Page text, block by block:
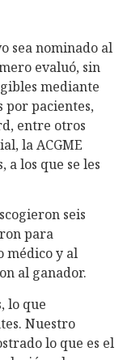
sea nominado al
evaluó, sin
mediante
por pacientes,
entre otros
la ACGME
los que se les
seis
para
médico y al
al ganador.
lo que
Nuestro
lo que es el